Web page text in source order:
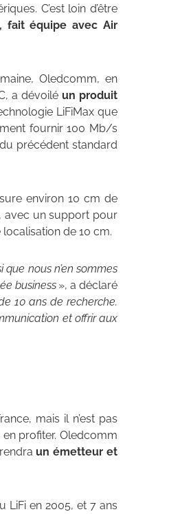
C’est loin d’être
fait équipe avec Air
Oledcomm, en
a dévoilé un produit
LiFiMax que
fournir 100 Mb/s
précédent standard
environ 10 cm de
avec un support pour
de 10 cm.
nous n’en sommes
business », a déclaré
10 ans de recherche.
et offrir aux
mais il n’est pas
profiter. Oledcomm
un émetteur et
LiFi en 2005, et 7 ans